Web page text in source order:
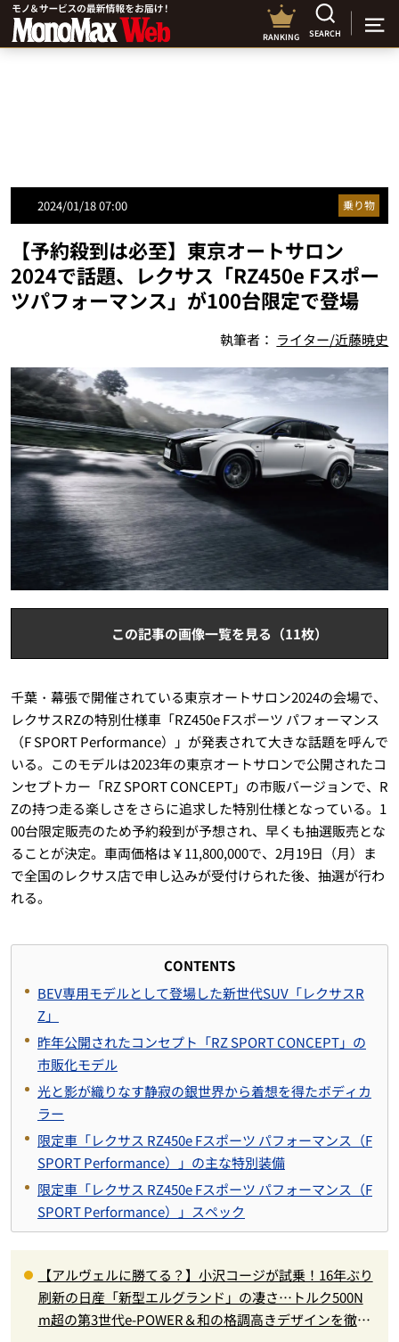
RANKING SEARCH
2024/01/18 07:00 乗り物
【予約殺到は必至】東京オートサロン
2024で話題、レクサス「RZ450e Fスポー
ツパフォーマンス」が100台限定で登場
執筆者： ライター/近藤暁史
この記事の画像一覧を見る（11枚）
千葉・幕張で開催されている東京オートサロン2024の会場で、
レクサスRZの特別仕様車「RZ450e Fスポーツ パフォーマンス
（F SPORT Performance）」が発表されて大きな話題を呼んで
いる。このモデルは2023年の東京オートサロンで公開されたコ
ンセプトカー「RZ SPORT CONCEPT」の市販バージョンで、R
Zの持つ走る楽しさをさらに追求した特別仕様となっている。1
00台限定販売のため予約殺到が予想され、早くも抽選販売とな
ることが決定。車両価格は￥11,800,000で、2月19日（月）ま
で全国のレクサス店で申し込みが受付けられた後、抽選が行わ
れる。
CONTENTS
BEV専用モデルとして登場した新世代SUV「レクサスR
Z」
昨年公開されたコンセプト「RZ SPORT CONCEPT」の
市販化モデル
光と影が織りなす静寂の銀世界から着想を得たボディカ
ラー
限定車「レクサス RZ450e Fスポーツ パフォーマンス（F
SPORT Performance）」の主な特別装備
限定車「レクサス RZ450e Fスポーツ パフォーマンス（F
SPORT Performance）」スペック
【アルヴェルに勝てる？】小沢コージが試乗！16年ぶり
刷新の日産「新型エルグランド」の凄さ…トルク500N
m超の第3世代e-POWER＆和の格調高きデザインを徹底